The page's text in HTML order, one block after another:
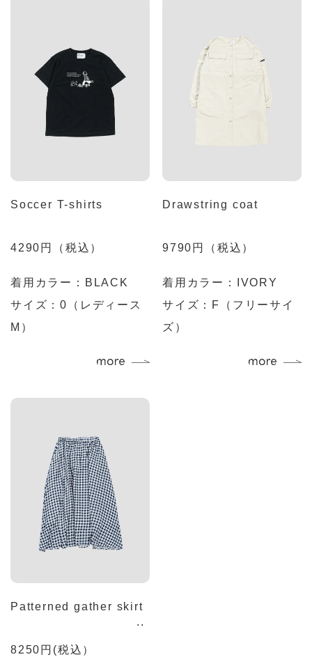
Soccer T-shirts
4290円（税込）
着用カラー：
BLACK
サイズ：0（レディース
M）
Drawstring coat
9790円（税込）
着用カラー：
IVORY
サイズ：F（フリーサイ
ズ）
Patterned gather skirt
8250円(税込）